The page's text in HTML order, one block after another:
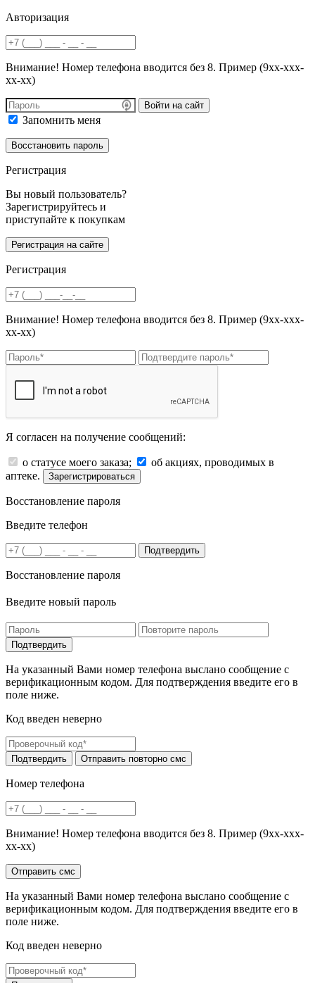
Авторизация
Внимание! Номер телефона вводится без 8. Пример (9хх-ххх-
хх-хх)
Войти на сайт
Запомнить меня
Регистрация
Вы новый пользователь?
Зарегистрируйтесь и
приступайте к покупкам
Регистрация
Внимание! Номер телефона вводится без 8. Пример (9хх-ххх-
хх-хх)
Я согласен на получение сообщений:
о статусе моего заказа;
об акциях, проводимых в
аптеке.
Зарегистрироваться
Восстановление пароля
Введите телефон
Подтвердить
Восстановление пароля
Введите новый пароль
На указанный Вами номер телефона выслано сообщение с
верификационным кодом. Для подтверждения введите его в
поле ниже.
Код введен неверно
Номер телефона
Внимание! Номер телефона вводится без 8. Пример (9хх-ххх-
хх-хх)
На указанный Вами номер телефона выслано сообщение с
верификационным кодом. Для подтверждения введите его в
поле ниже.
Код введен неверно